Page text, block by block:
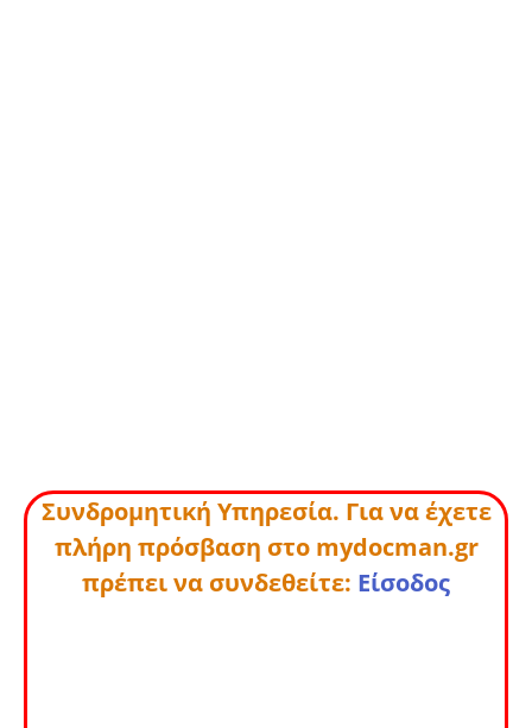
Συνδρομητική Υπηρεσία. Για να έχετε
πλήρη πρόσβαση στο mydocman.gr
πρέπει να συνδεθείτε: Είσοδος